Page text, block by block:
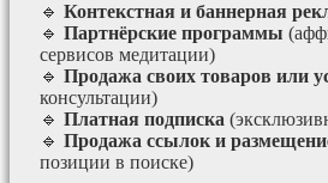
🔹 Контекстная и баннерная
🔹 Партнёрские программы
сервисов медитации)
🔹 Продажа своих товаров или
консультации)
🔹 Платная подписка
🔹 Продажа ссылок и
позиции в поиске)